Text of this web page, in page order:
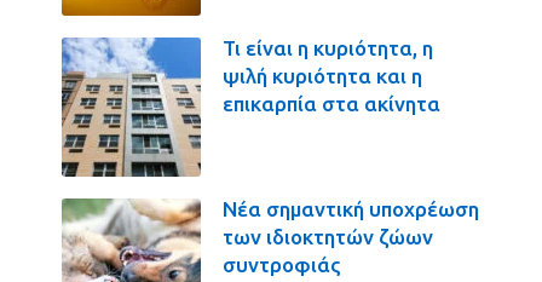
Τι είναι η κυριότητα, η
ψιλή κυριότητα και η
επικαρπία στα ακίνητα
Νέα σημαντική υποχρέωση
των ιδιοκτητών ζώων
συντροφιάς